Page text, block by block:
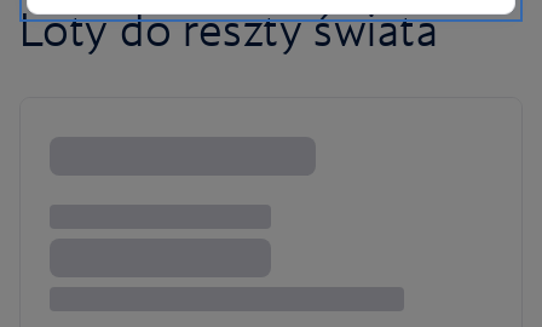
Loty do reszty świata